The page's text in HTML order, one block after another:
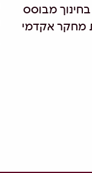
מבוסס
מחקר אקדמי